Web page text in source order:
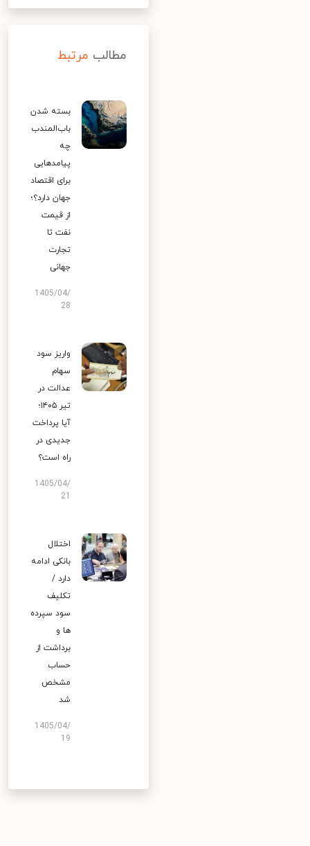
مطالب مرتبط
بسته شدن
باب‌المندب
چه
پیامدهایی
برای اقتصاد
جهان دارد؟؛
از قیمت
نفت تا
تجارت
جهانی
1405/04/
28
واریز سود
سهام
عدالت در
تیر ۱۴۰۵؛
آیا پرداخت
جدیدی در
راه است؟
1405/04/
اختلال
بانکی ادامه
دارد /
تکلیف
سود سپرده
ها و
برداشت از
حساب
مشخص
شد
1405/04/
19